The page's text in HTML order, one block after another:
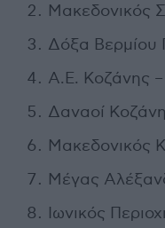
Μακεδονικός
Δόξα Βερμίου
Α.Ε. Κοζάνης –
Δαναοί
Μακεδονικός
Μέγας
Ιωνικός